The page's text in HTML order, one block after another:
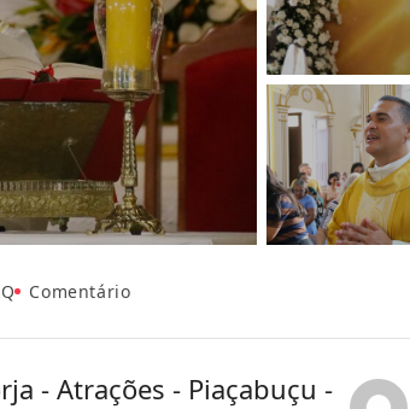
Comentário
- Atrações - Piaçabuçu -